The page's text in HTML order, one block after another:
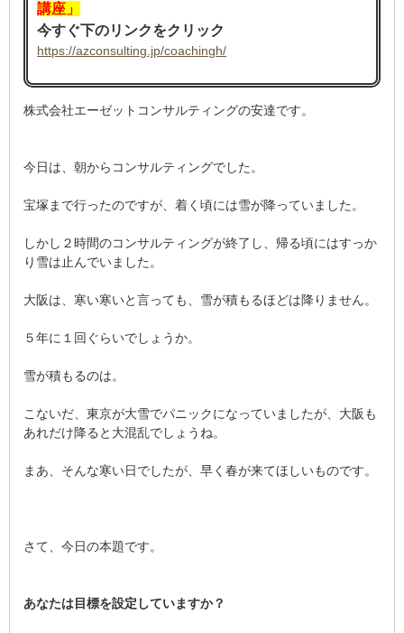
講座」
今すぐ下のリンクをクリック
https://azconsulting.jp/coachingh/
株式会社エーゼットコンサルティングの安達です。
今日は、朝からコンサルティングでした。
宝塚まで行ったのですが、着く頃には雪が降っていました。
しかし２時間のコンサルティングが終了し、帰る頃にはすっか
り雪は止んでいました。
大阪は、寒い寒いと言っても、雪が積もるほどは降りません。
５年に１回ぐらいでしょうか。
雪が積もるのは。
こないだ、東京が大雪でパニックになっていましたが、大阪も
あれだけ降ると大混乱でしょうね。
まあ、そんな寒い日でしたが、早く春が来てほしいものです。
さて、今日の本題です。
あなたは目標を設定していますか？